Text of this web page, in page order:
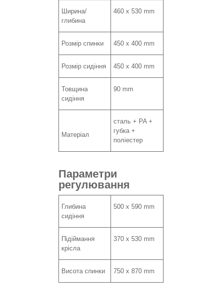
Ширина/
глибина
460 x 530 mm
Розмір спинки 450 x 400 mm
Розмір сидіння 450 х 400 mm
Товщина
сидіння
90 mm
Матеріал
сталь + PA +
губка +
поліестер
Параметри
регулювання
Глибина
сидіння
500 x 590 mm
Підіймання
крісла
370 х 530 mm
Висота спинки 750 x 870 mm